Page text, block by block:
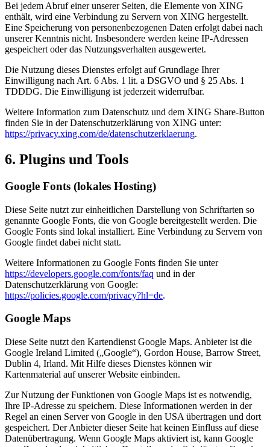
Bei jedem Abruf einer unserer Seiten, die Elemente von XING
enthält, wird eine Verbindung zu Servern von XING hergestellt.
Eine Speicherung von personenbezogenen Daten erfolgt dabei nach
unserer Kenntnis nicht. Insbesondere werden keine IP-Adressen
gespeichert oder das Nutzungsverhalten ausgewertet.
Die Nutzung dieses Dienstes erfolgt auf Grundlage Ihrer
Einwilligung nach Art. 6 Abs. 1 lit. a DSGVO und § 25 Abs. 1
TDDDG. Die Einwilligung ist jederzeit widerrufbar.
Weitere Information zum Datenschutz und dem XING Share-Button
finden Sie in der Datenschutzerklärung von XING unter:
https://privacy.xing.com/de/datenschutzerklaerung.
6. Plugins und Tools
Google Fonts (lokales Hosting)
Diese Seite nutzt zur einheitlichen Darstellung von Schriftarten so
genannte Google Fonts, die von Google bereitgestellt werden. Die
Google Fonts sind lokal installiert. Eine Verbindung zu Servern von
Google findet dabei nicht statt.
Weitere Informationen zu Google Fonts finden Sie unter
https://developers.google.com/fonts/faq und in der
Datenschutzerklärung von Google:
https://policies.google.com/privacy?hl=de.
Google Maps
Diese Seite nutzt den Kartendienst Google Maps. Anbieter ist die
Google Ireland Limited („Google“), Gordon House, Barrow Street,
Dublin 4, Irland. Mit Hilfe dieses Dienstes können wir
Kartenmaterial auf unserer Website einbinden.
Zur Nutzung der Funktionen von Google Maps ist es notwendig,
Ihre IP-Adresse zu speichern. Diese Informationen werden in der
Regel an einen Server von Google in den USA übertragen und dort
gespeichert. Der Anbieter dieser Seite hat keinen Einfluss auf diese
Datenübertragung. Wenn Google Maps aktiviert ist, kann Google